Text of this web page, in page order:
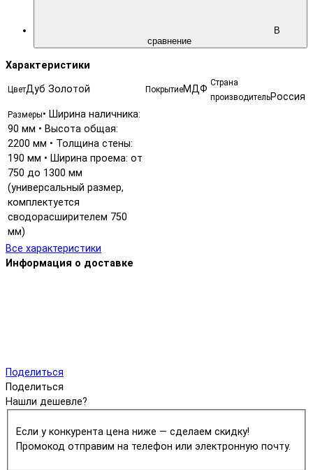
В
сравнение
Характеристики
ЦветДуб Золотой ПокрытиеМДФ
Страна
производительРоссия
Размеры• Ширина наличника:
90 мм • Высота общая:
2200 мм • Толщина стены:
190 мм • Ширина проема: от
750 до 1300 мм
(универсальный размер,
комплектуется
сводорасширителем 750
мм)
Все характеристики
Информация о доставке
Поделиться
Поделиться
Нашли дешевле?
Если у конкурента цена ниже — сделаем скидку!
Промокод отправим на телефон или электронную почту.